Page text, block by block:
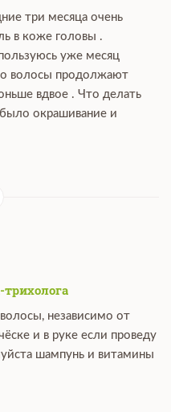
три месяца очень
в коже головы .
уже месяц
волосы продолжают
вдвое . Что делать
окрашивание и
независимо от
и в руке если проведу
шампунь и витамины